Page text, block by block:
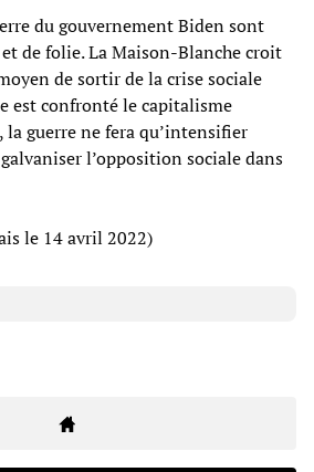
du gouvernement Biden sont
de folie. La Maison-Blanche croit
de sortir de la crise sociale
est confronté le capitalisme
guerre ne fera qu’intensifier
l’opposition sociale dans
le 14 avril 2022)